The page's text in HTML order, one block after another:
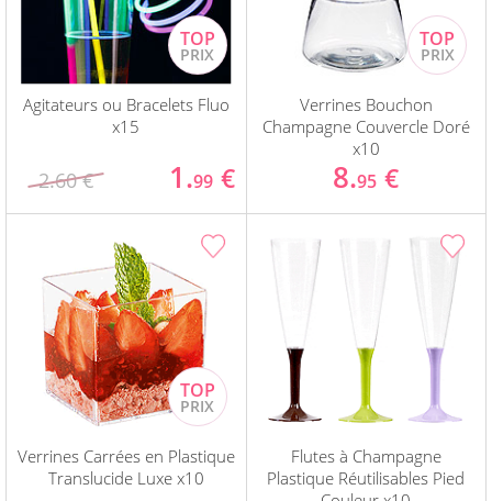
Agitateurs ou Bracelets Fluo
x15
2.60 € 1.99 €
Verrines Bouchon
Champagne Couvercle Doré
x10
8.95 €
Verrines Carrées en Plastique
Translucide Luxe x10
Flutes à Champagne
Plastique Réutilisables Pied